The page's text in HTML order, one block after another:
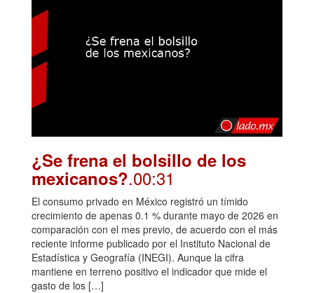
¿Se frena el bolsillo de los
mexicanos?.00:31
El consumo privado en México registró un tímido
crecimiento de apenas 0.1 % durante mayo de 2026 en
comparación con el mes previo, de acuerdo con el más
reciente informe publicado por el Instituto Nacional de
Estadística y Geografía (INEGI). Aunque la cifra
mantiene en terreno positivo el indicador que mide el
gasto de los […]